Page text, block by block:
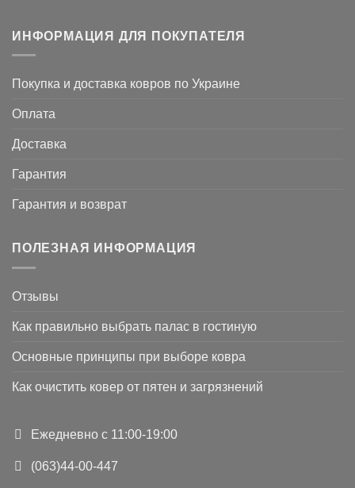
ИНФОРМАЦИЯ ДЛЯ ПОКУПАТЕЛЯ
Покупка и доставка ковров по Украине
Оплата
Доставка
Гарантия
Гарантия и возврат
ПОЛЕЗНАЯ ИНФОРМАЦИЯ
Отзывы
Как правильно выбрать палас в гостиную
Основные принципы при выборе ковра
Как очистить ковер от пятен и загрязнений
Ежедневно с 11:00-19:00
(063)44-00-447